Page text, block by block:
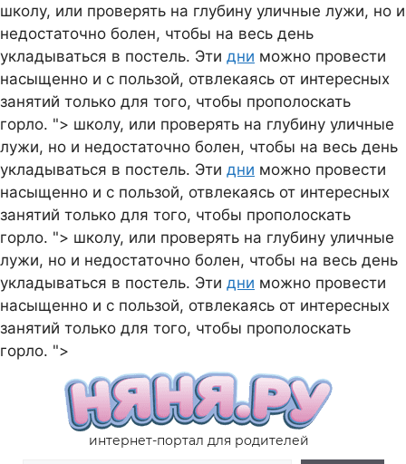
школу, или проверять на глубину уличные лужи, но и
недостаточно болен, чтобы на весь день
укладываться в постель. Эти дни можно провести
насыщенно и с пользой, отвлекаясь от интересных
занятий только для того, чтобы прополоскать
горло. "> школу, или проверять на глубину уличные
лужи, но и недостаточно болен, чтобы на весь день
укладываться в постель. Эти дни можно провести
насыщенно и с пользой, отвлекаясь от интересных
занятий только для того, чтобы прополоскать
горло. "> школу, или проверять на глубину уличные
лужи, но и недостаточно болен, чтобы на весь день
укладываться в постель. Эти дни можно провести
насыщенно и с пользой, отвлекаясь от интересных
занятий только для того, чтобы прополоскать
горло. ">
содержимому
интернет-портал для родителей